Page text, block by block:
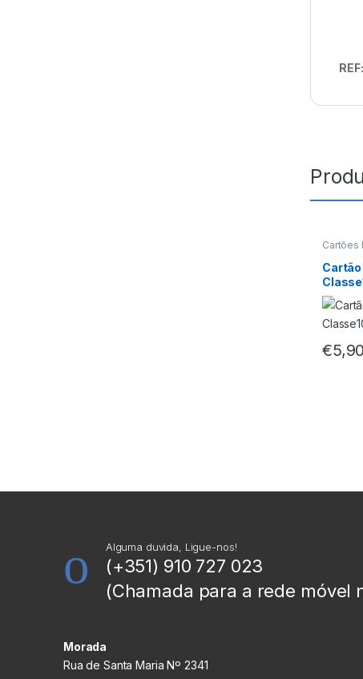
REF:
Cartões
€5,90
Alguma duvida, Ligue-nos!
(+351) 910 727 023
(Chamada para a rede móvel
Morada
Rua de Santa Maria Nº 2341